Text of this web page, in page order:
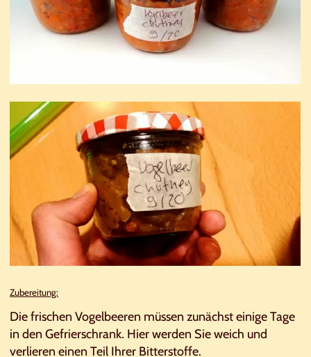
Zubereitung:
Die frischen Vogelbeeren müssen zunächst einige Tage
in den Gefrierschrank. Hier werden Sie weich und
verlieren einen Teil Ihrer Bitterstoffe.